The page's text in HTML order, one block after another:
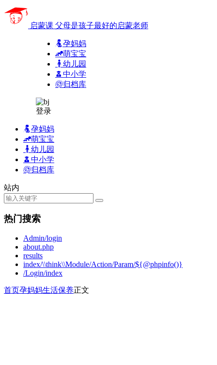
启蒙课 父母是孩子最好的启蒙老师
孕妈妈
萌宝宝
幼儿园
中小学
归档库
登录
孕妈妈
萌宝宝
幼儿园
中小学
归档库
站内
热门搜索
Admin/login
about.php
results
index/\\think\\Module/Action/Param/${@phpinfo()}
/Login/index
首页孕妈妈生活保养正文